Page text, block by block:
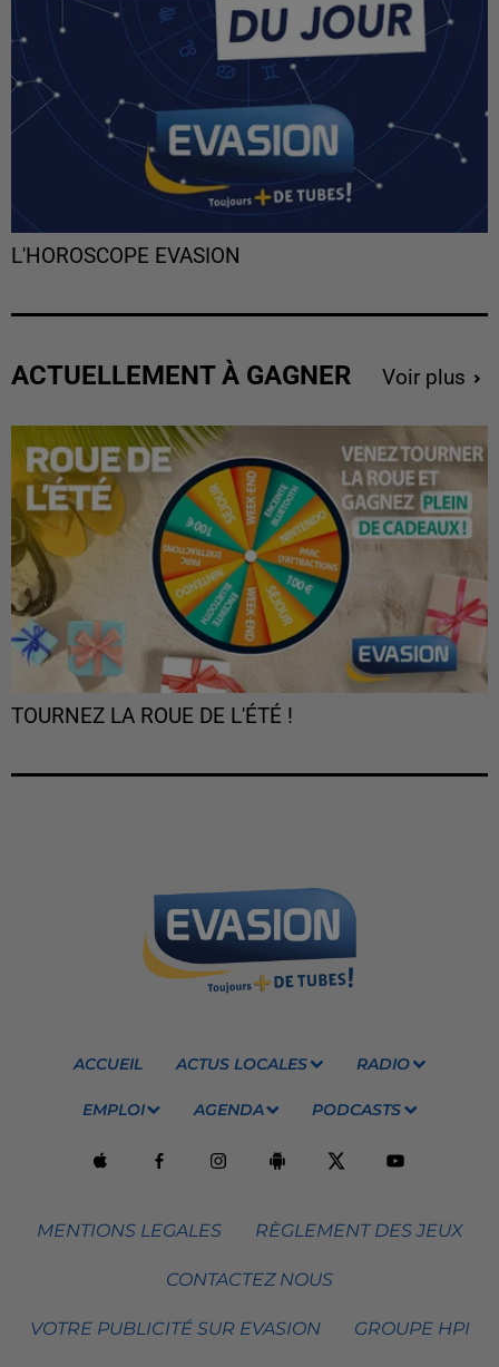
L'HOROSCOPE EVASION
ACTUELLEMENT À GAGNER Voir plus
TOURNEZ LA ROUE DE L'ÉTÉ !
ACCUEIL ACTUS LOCALES RADIO
EMPLOI AGENDA PODCASTS
MENTIONS LEGALES RÈGLEMENT DES JEUX
CONTACTEZ NOUS
VOTRE PUBLICITÉ SUR EVASION GROUPE HPI